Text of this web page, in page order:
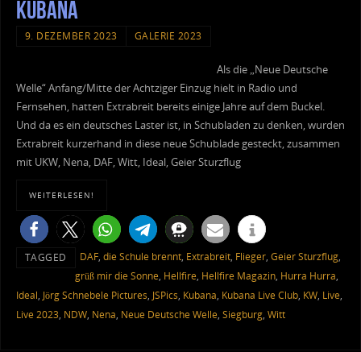
Kubana
9. DEZEMBER 2023 GALERIE 2023
Als die „Neue Deutsche
Welle“ Anfang/Mitte der Achtziger Einzug hielt in Radio und
Fernsehen, hatten Extrabreit bereits einige Jahre auf dem Buckel.
Und da es ein deutsches Laster ist, in Schubladen zu denken, wurden
Extrabreit kurzerhand in diese neue Schublade gesteckt, zusammen
mit UKW, Nena, DAF, Witt, Ideal, Geier Sturzflug
WEITERLESEN!
TAGGED DAF, die Schule brennt, Extrabreit, Flieger, Geier Sturzflug,
grüß mir die Sonne, Hellfire, Hellfire Magazin, Hurra Hurra,
Ideal, Jörg Schnebele Pictures, JSPics, Kubana, Kubana Live Club, KW, Live,
Live 2023, NDW, Nena, Neue Deutsche Welle, Siegburg, Witt